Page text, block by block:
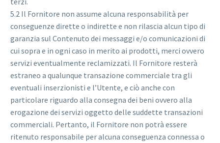
5.2 Il Fornitore non assume alcuna responsabilità per
conseguenze dirette o indirette e non rilascia alcun tipo di
garanzia sul Contenuto dei messaggi e/o comunicazioni di
cui sopra e in ogni caso in merito ai prodotti, merci ovvero
servizi eventualmente reclamizzati. Il Fornitore resterà
estraneo a qualunque transazione commerciale tra gli
eventuali inserzionisti e l’Utente, e ciò anche con
particolare riguardo alla consegna dei beni ovvero alla
erogazione dei servizi oggetto delle suddette transazioni
commerciali. Pertanto, il Fornitore non potrà essere
ritenuto responsabile per alcuna conseguenza connessa o